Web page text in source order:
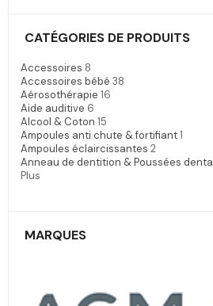
CATÉGORIES DE PRODUITS
Accessoires 8
Accessoires bébé 38
Aérosothérapie 16
Aide auditive 6
Alcool & Coton 15
Ampoules anti chute & fortifiant1
Ampoules éclaircissantes 2
Anneau de dentition & Poussées
Plus
MARQUES